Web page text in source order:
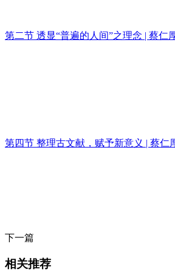
第二节 透显“普遍的人间”之理念 | 蔡
第四节 整理古文献，赋予新意义 | 蔡
下一篇
相关推荐